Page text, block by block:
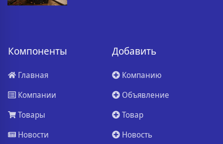
Компоненты
Главная
Компании
Товары
Новости
Добавить
Компанию
Объявление
Товар
Новость